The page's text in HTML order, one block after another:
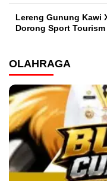
Lereng Gunung Kawi
Dorong Sport
OLAHRAGA